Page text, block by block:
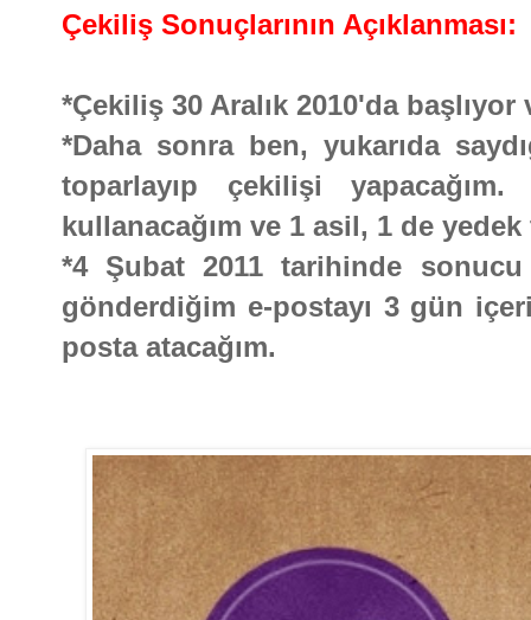
Çekiliş Sonuçlarının Açıklanması:
*Çekiliş 30 Aralık 2010'da
*Daha sonra ben, yukarıda
toparlayıp çekilişi
kullanacağım ve 1 asil, 1 de
*4 Şubat 2011 tarihinde
gönderdiğim e-postayı 3 gün
posta atacağım.